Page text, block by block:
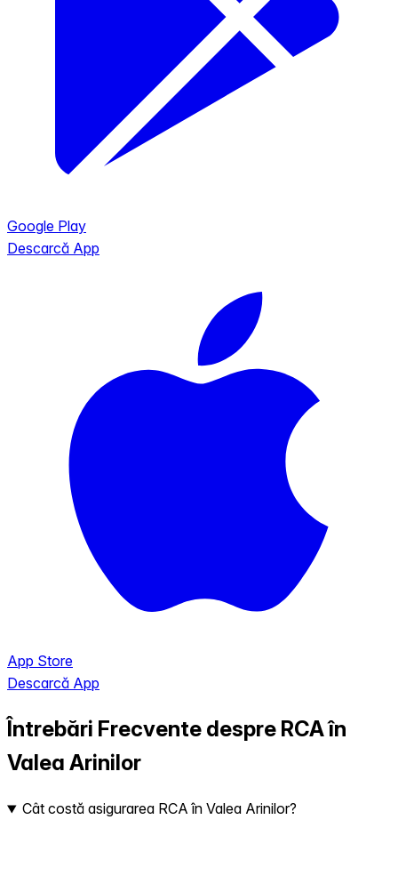
Google Play
Descarcă App
App Store
Descarcă App
Întrebări Frecvente despre RCA în
Valea Arinilor
Cât costă asigurarea RCA în Valea Arinilor?